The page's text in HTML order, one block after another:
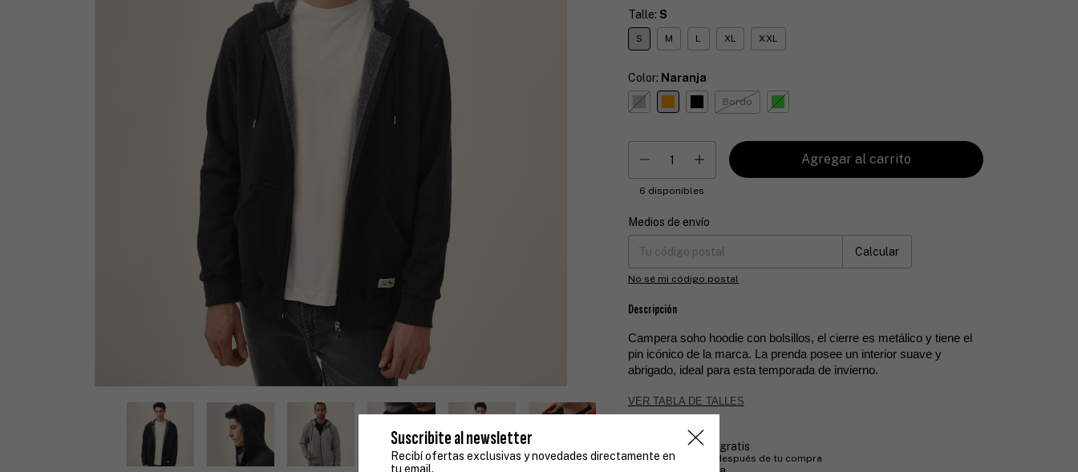
Talle: S
S M L XL XXL
Color: Naranja
Bordo
6 disponibles
Entregas para el CP:
Medios de envío
Calcular
No sé mi código postal
Descripción
Campera soho hoodie con bolsillos, el cierre es metálico y tiene el
pin icónico de la marca. La prenda posee un interior suave y
abrigado, ideal para esta temporada de invierno.
VER TABLA DE TALLES
Devoluciones gratis
Hasta 30 días después de tu compra
Suscribite al newsletter
Recibí ofertas exclusivas y novedades directamente en
tu email.